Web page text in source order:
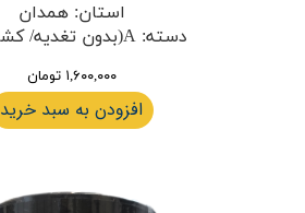
استان:همدان
دسته: A(بدون تغدیه/ کشاورزی)
۱,۶۰۰,۰۰۰ تومان
افزودن به سبد خرید